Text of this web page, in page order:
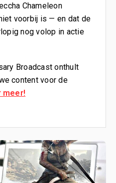
Chameleon
voorbij is — en dat de
nog volop in actie
Broadcast onthult
content voor de
meer!